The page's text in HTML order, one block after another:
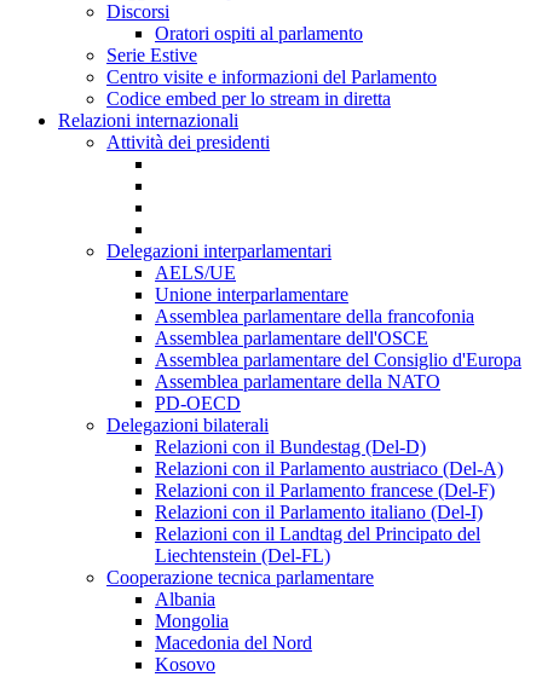
Discorsi
Oratori ospiti al parlamento
Serie Estive
Centro visite e informazioni del Parlamento
Codice embed per lo stream in diretta
Relazioni internazionali
Attività dei presidenti
Delegazioni interparlamentari
AELS/UE
Unione interparlamentare
Assemblea parlamentare della francofonia
Assemblea parlamentare dell'OSCE
Assemblea parlamentare del Consiglio d'Europa
Assemblea parlamentare della NATO
PD-OECD
Delegazioni bilaterali
Relazioni con il Bundestag (Del-D)
Relazioni con il Parlamento austriaco (Del-A)
Relazioni con il Parlamento francese (Del-F)
Relazioni con il Parlamento italiano (Del-I)
Relazioni con il Landtag del Principato del
Liechtenstein (Del-FL)
Cooperazione tecnica parlamentare
Albania
Mongolia
Macedonia del Nord
Kosovo